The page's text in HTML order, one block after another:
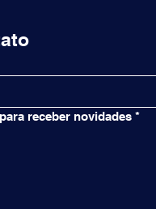
receber novidades *